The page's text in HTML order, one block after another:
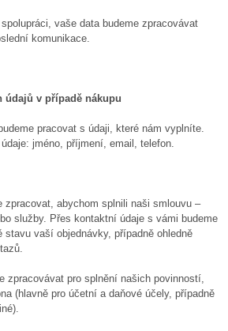
vaše data budeme zpracovávat
komunikace.
údajů v případě nákupu
pracovat s údaji, které nám vyplníte.
jméno, příjmení, email, telefon.
zpracovat, abychom splnili naši smlouvu –
služby. Přes kontaktní údaje s vámi budeme
stavu vaší objednávky, případně ohledně
zpracovávat pro splnění našich povinností,
(hlavně pro účetní a daňové účely, případně